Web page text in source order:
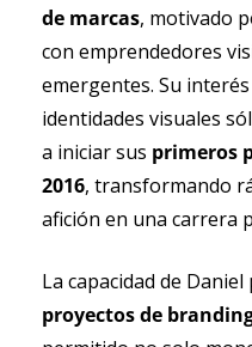
de marcas, motivado
con emprendedores
emergentes. Su
identidades visuales
a iniciar sus primeros
2016, transformando
afición en una carrera
La capacidad de Daniel
proyectos de